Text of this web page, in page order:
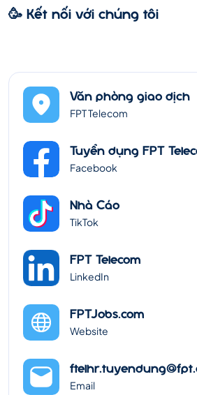
🥳 Kết nối với chúng tôi
Văn phòng giao dịch
FPT Telecom
Tuyển dụng FPT
Facebook
Nhà Cáo
TikTok
FPT Telecom
LinkedIn
FPTJobs.com
Website
Email